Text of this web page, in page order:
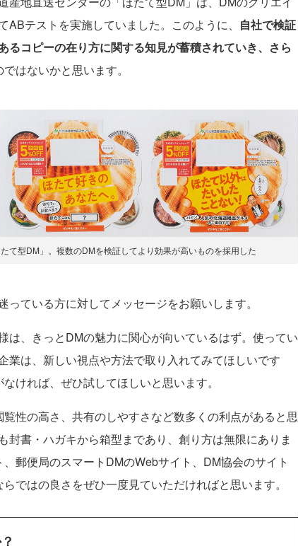
テストを実施していました。このように、 自社で検証
るコピーの在り方に関する知見が蓄積されていき、さら
ではないかと思います。
て型DM」。複数のDMを検証してより効果が高いものを採用した
っている方に対してメッセージをお願いします。
は、きっとDMの魅力に関心が向いているはず。使ってい
業は、新しい視点や方法で取り入れてみてほしいです
ければ、ぜひ試してほしいと思います。
性の高さ、共有のしやすさなど数多くの利点があると思
封書・ハガキから箱型まであり、創り方は無限にありま
郵便局のスマートDMのWebサイト、DM協会のサイト
ではの良さをぜひ一度見ていただければと思います。